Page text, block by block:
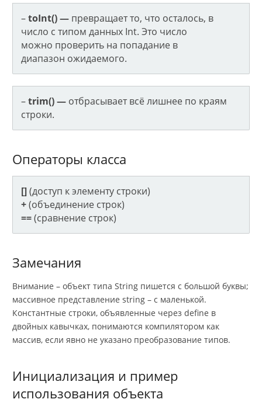
–toInt() — превращает то, что осталось, в
число с типом данных Int. Это число
можно проверить на попадание в
диапазон ожидаемого.
–trim() — отбрасывает всё лишнее по краям
строки.
Операторы класса
[](доступ к элементу строки)
+(объединение строк)
==(сравнение строк)
Замечания
Внимание – объект типа String пишется с большой буквы;
массивное представление string – с маленькой.
Константные строки, объявленные через define в
двойных кавычках, понимаются компилятором как
массив, если явно не указано преобразование типов.
Инициализация и пример
использования объекта